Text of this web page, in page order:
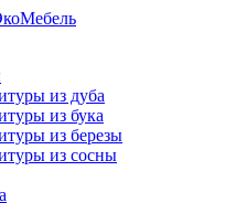
из дуба
из бука
из березы
из сосны